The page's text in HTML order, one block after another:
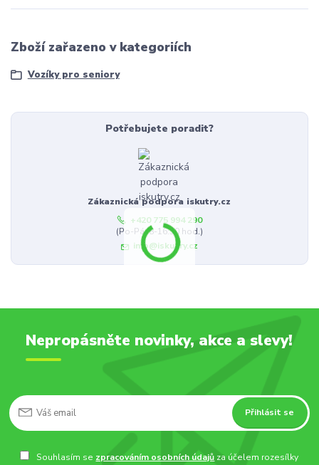
Zboží zařazeno v kategoriích
Vozíky pro seniory
Potřebujete poradit?
Zákaznická podpora iskutry.cz
+420 775 994 290
(Po-Pá, 8-16:30 hod.)
info@iskutry.cz
Nepropásněte novinky, akce a slevy!
Přihlásit se
Souhlasím se zpracováním osobních údajů za účelem rozesílky